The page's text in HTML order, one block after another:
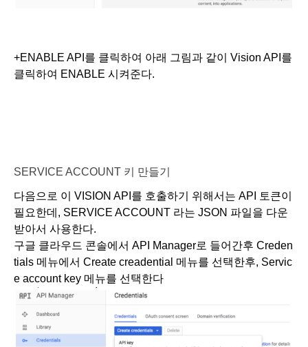
+ENABLE API를 클릭하여 아래 그림과 같이 Vision API를
클릭하여 ENABLE 시켜준다.
SERVICE ACCOUNT 키 만들기
다음으로 이 VISION API를 호출하기 위해서는 API 토큰이
필요한데, SERVICE ACCOUNT 라는 JSON 파일을 다운
받아서 사용한다.
구글 클라우드 콘솔에서 API Manager로 들어간후 Creden
tials 메뉴에서 Create creadential 메뉴를 선택한후, Servic
e account key 메뉴를 선택한다